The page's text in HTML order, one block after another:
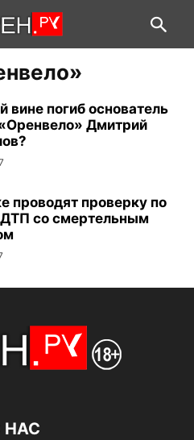
вине погиб основатель
Дмитрий
проводят проверку по
со смертельным
НАС